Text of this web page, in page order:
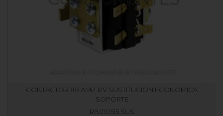
CONTACTOR 80 AMP 12V SUSTITUCION ECONOMICA
SOPORTE
RB010515.SUS